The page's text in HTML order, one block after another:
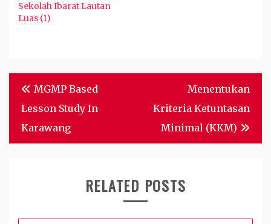
Sekolah Ibarat Lautan
Luas (1)
Post
navigation
MGMP Based
Lesson Study In
Karawang
Menentukan
Kriteria Ketuntasan
Minimal (KKM)
RELATED POSTS